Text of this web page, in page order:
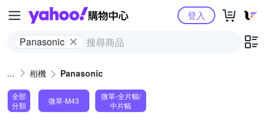
Yahoo購物中心
Panasonic
登入
相機 Panasonic
全部
分類
微單-M43
微單-全片幅/
中片幅